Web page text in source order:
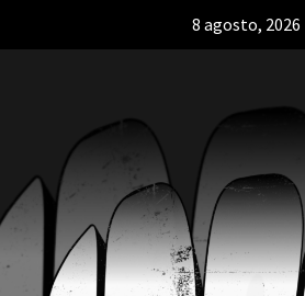
8 agosto, 2026